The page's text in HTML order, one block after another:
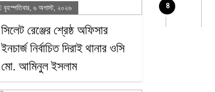
বৃহস্পতিবার, ৬ অগাস্ট, ২০২৬
‎সিলেট রেঞ্জের শ্রেষ্ঠ অফিসার
ইনচার্জ নির্বাচিত দিরাই থানার ওসি
মো. আমিনুল ইসলাম
৪